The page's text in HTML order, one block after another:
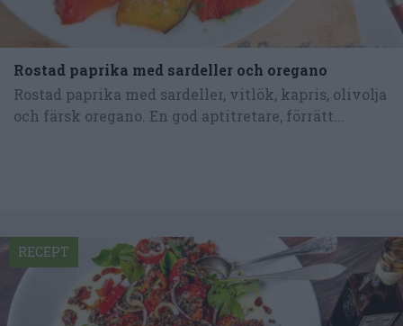
Rostad paprika med sardeller och oregano
Rostad paprika med sardeller, vitlök, kapris, olivolja
och färsk oregano. En god aptitretare, förrätt...
RECEPT